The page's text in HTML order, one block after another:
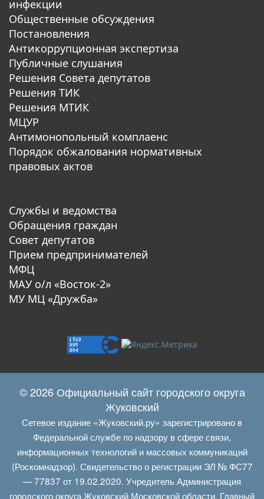
инфекции
Общественные обсуждения
Постановления
Антикоррупционная экспертиза
Публичные слушания
Решения Совета депутатов
Решения ТИК
Решения МТИК
МЦУР
Антимонопольный комплаенс
Порядок обжалования нормативных
правовых актов
Службы и ведомства
Обращения граждан
Совет депутатов
Прием предпринимателей
МФЦ
МАУ о/л «Восток-2»
МУ МЦ «Дружба»
© 2026 Официальный сайт городского округа
Жуковский
Сетевое издание «Жуковский.ру» зарегистрировано в
Федеральной службе по надзору в сфере связи,
информационных технологий и массовых коммуникаций
(Роскомнадзор). Свидетельство о регистрации ЭЛ № ФС77
— 77837 от 19.02.2020. Учредитель Администрация
городского округа Жуковский Московской области. Главный